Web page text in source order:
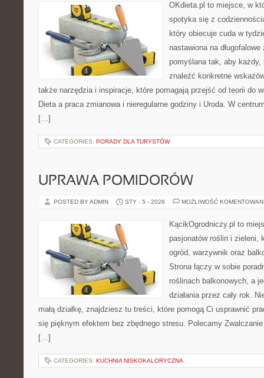
OKdieta.pl to miejsce, w
spotyka się z
który obiecuje cuda w
nastawiona na
pomyślana tak, aby każdy,
znaleźć konkretne
także narzędzia i inspiracje, które pomagają przejść od teorii do
Dieta a praca zmianowa i nieregularne godziny i Uroda. W
[…]
CATEGORIES: PORADY DLA TURYSTÓW
UPRAWA POMIDORÓW
POSTED BY ADMIN STY - 5 - 2026 MOŻLIWOŚĆ
KącikOgrodniczy.pl to
pasjonatów roślin i zieleni,
ogród, warzywnik oraz
Strona łączy w sobie
roślinach balkonowych, a
działania przez cały rok.
małą działkę, znajdziesz tu treści, które pomogą Ci usprawnić
się pięknym efektem bez zbędnego stresu. Polecamy
[…]
CATEGORIES: KUCHNIA NISKOKALORYCZNA